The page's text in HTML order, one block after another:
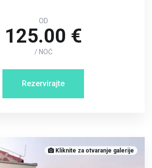
OD
125.00 €
/ NOĆ
Rezervirajte
Kliknite za otvaranje galerije